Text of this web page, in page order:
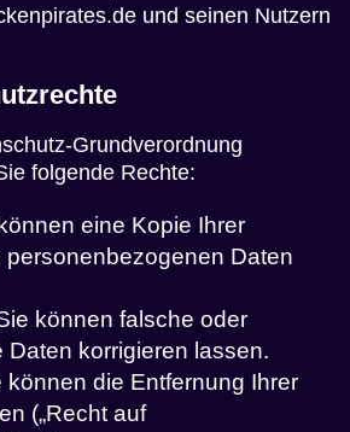
und seinen Nutzern
Grundverordnung
folgende Rechte:
eine Kopie Ihrer
Daten
können falsche oder
Daten korrigieren lassen.
können die Entfernung Ihrer
(„Recht auf